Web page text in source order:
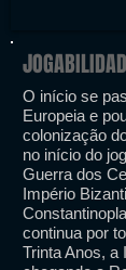
O início se
Europeia e
colonização
no início do
Guerra dos
Império
continua por
Trinta Anos, a